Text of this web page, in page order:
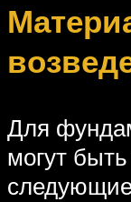
Для
могут